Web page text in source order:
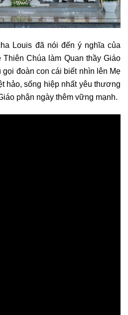
Louis đã nói đến ý nghĩa của
Chúa làm Quan thầy Giáo
đoàn con cái biết nhìn lên Mẹ
hảo, sống hiệp nhất yêu thương
phận ngày thêm vững mạnh.